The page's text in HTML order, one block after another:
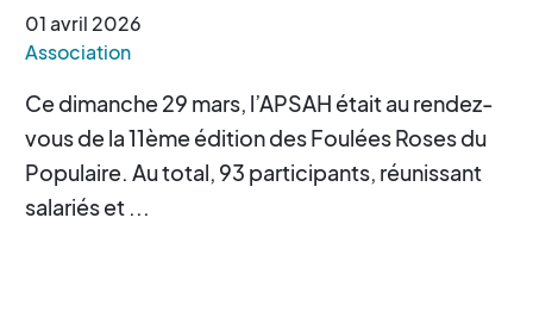
01avril 2026
Association
Ce dimanche 29 mars, l’APSAH était au rendez-
vous de la 11ème édition des Foulées Roses du
Populaire. Au total, 93 participants, réunissant
salariés et ...